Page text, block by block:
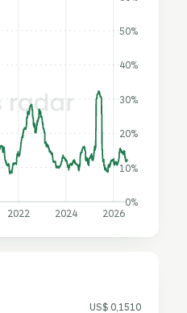
0%
10%
20%
30%
40%
50%
2022 2024 2026
US$ 0,1510